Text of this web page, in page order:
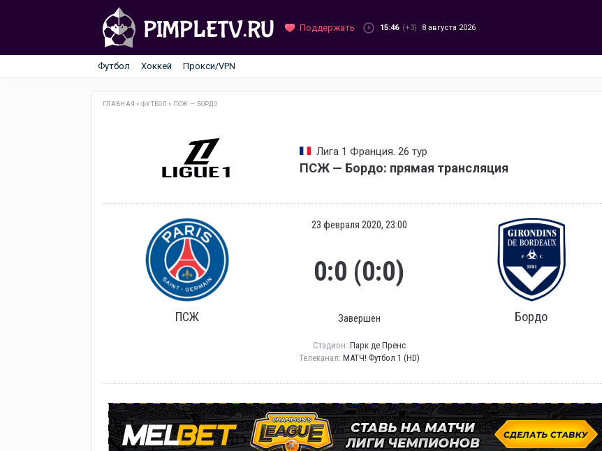
Поддержать 15:46 (+3) 8 августа 2026
Футбол Хоккей Прокси/VPN
ГЛАВНАЯ »ФУТБОЛ » ПСЖ — БОРДО
Лига 1 Франция. 26 тур
ПСЖ — Бордо: прямая трансляция
ПСЖ
23 февраля 2020, 23:00
0:0 (0:0)
Завершен Бордо
Стадион: Парк де Пренс
Телеканал: МАТЧ! Футбол 1 (HD)